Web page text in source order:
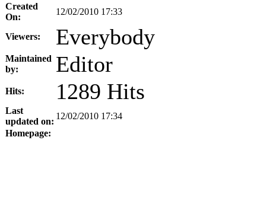
Created
On:
12/02/2010 17:33
Viewers: Everybody
Maintained
by:
Editor
Hits: 1289 Hits
Last
updated on:
12/02/2010 17:34
Homepage: